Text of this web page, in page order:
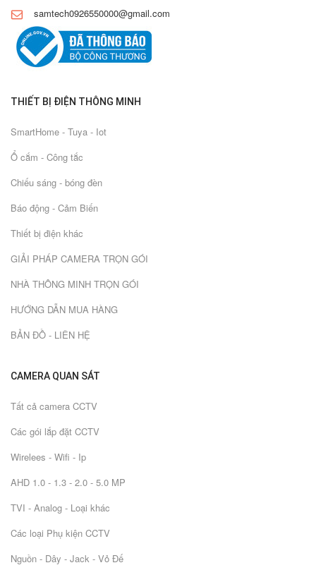
samtech0926550000@gmail.com
THIẾT BỊ ĐIỆN THÔNG MINH
SmartHome - Tuya - Iot
Ổ cắm - Công tắc
Chiếu sáng - bóng đèn
Báo động - Cảm Biến
Thiết bị điện khác
GIẢI PHÁP CAMERA TRỌN GÓI
NHÀ THÔNG MINH TRỌN GÓI
HƯỚNG DẪN MUA HÀNG
BẢN ĐỒ - LIÊN HỆ
CAMERA QUAN SÁT
Tất cả camera CCTV
Các gói lắp đặt CCTV
Wirelees - Wifi - Ip
AHD 1.0 - 1.3 - 2.0 - 5.0 MP
TVI - Analog - Loại khác
Các loại Phụ kiện CCTV
Nguồn - Dây - Jack - Vỏ Đế